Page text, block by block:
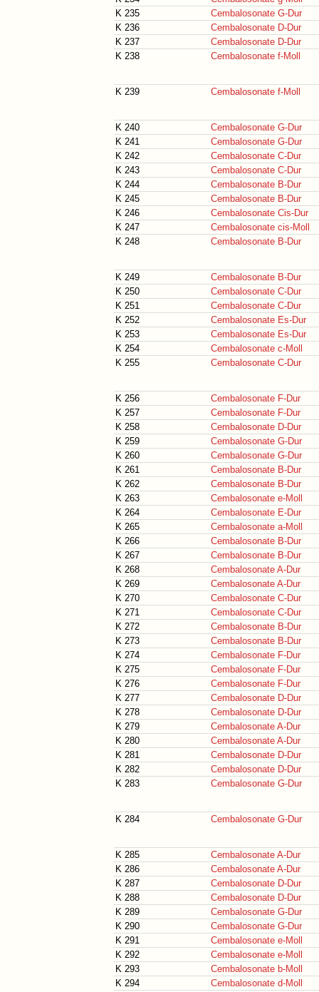
K 235
Cembalosonate G-Dur
K 236
Cembalosonate D-Dur
K 237
Cembalosonate D-Dur
K 238
Cembalosonate f-Moll
K 239 Cembalosonate f-Moll
K 240
Cembalosonate G-Dur
K 241
Cembalosonate G-Dur
K 242
Cembalosonate C-Dur
K 243
Cembalosonate C-Dur
K 244
Cembalosonate B-Dur
K 245
Cembalosonate B-Dur
K 246
Cembalosonate Cis-Dur
K 247
Cembalosonate cis-Moll
K 248
Cembalosonate B-Dur
K 249
Cembalosonate B-Dur
K 250
Cembalosonate C-Dur
K 251
Cembalosonate C-Dur
K 252
Cembalosonate Es-Dur
K 253
Cembalosonate Es-Dur
K 254
Cembalosonate c-Moll
K 255
Cembalosonate C-Dur
K 256
Cembalosonate F-Dur
K 257
Cembalosonate F-Dur
K 258
Cembalosonate D-Dur
K 259
Cembalosonate G-Dur
K 260
Cembalosonate G-Dur
K 261
Cembalosonate B-Dur
K 262
Cembalosonate B-Dur
K 263
Cembalosonate e-Moll
K 264
Cembalosonate E-Dur
K 265
Cembalosonate a-Moll
K 266
Cembalosonate B-Dur
K 267
Cembalosonate B-Dur
K 268
Cembalosonate A-Dur
K 269
Cembalosonate A-Dur
K 270
Cembalosonate C-Dur
K 271
Cembalosonate C-Dur
K 272
Cembalosonate B-Dur
K 273
Cembalosonate B-Dur
K 274
Cembalosonate F-Dur
K 275
Cembalosonate F-Dur
K 276
Cembalosonate F-Dur
K 277
Cembalosonate D-Dur
K 278
Cembalosonate D-Dur
K 279
Cembalosonate A-Dur
K 280
Cembalosonate A-Dur
K 281
Cembalosonate D-Dur
K 282
Cembalosonate D-Dur
K 283
Cembalosonate G-Dur
K 284 Cembalosonate G-Dur
K 285
Cembalosonate A-Dur
K 286
Cembalosonate A-Dur
K 287
Cembalosonate D-Dur
K 288
Cembalosonate D-Dur
K 289
Cembalosonate G-Dur
K 290
Cembalosonate G-Dur
K 291
Cembalosonate e-Moll
K 292
Cembalosonate e-Moll
K 293
Cembalosonate b-Moll
K 294
Cembalosonate d-Moll